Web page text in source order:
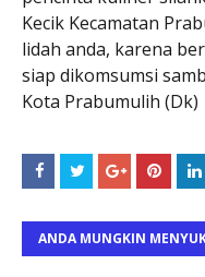
Kecik Kecamatan
lidah anda, karena
siap dikomsumsi
Kota Prabumulih (Dk)
ANDA MUNGKIN